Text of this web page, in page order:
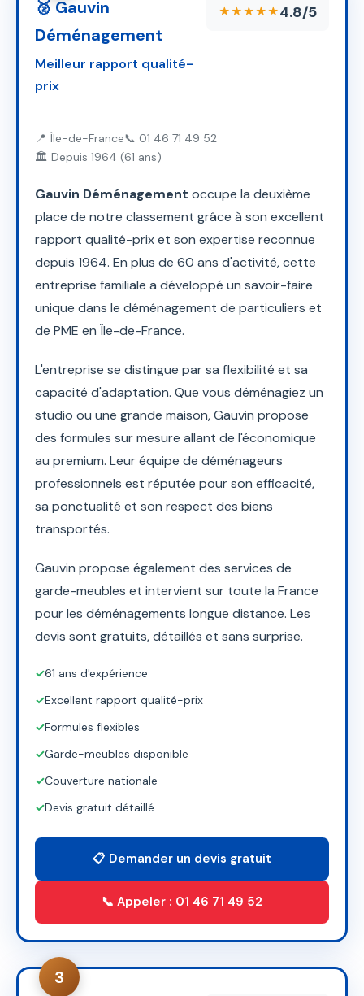
🥈 Gauvin
Déménagement
Meilleur rapport qualité-
prix
★★★★★4.8/5
📍 Île-de-France📞 01 46 71 49 52
🏛️ Depuis 1964 (61 ans)
Gauvin Déménagement occupe la deuxième
place de notre classement grâce à son excellent
rapport qualité-prix et son expertise reconnue
depuis 1964. En plus de 60 ans d'activité, cette
entreprise familiale a développé un savoir-faire
unique dans le déménagement de particuliers et
de PME en Île-de-France.
L'entreprise se distingue par sa flexibilité et sa
capacité d'adaptation. Que vous déménagiez un
studio ou une grande maison, Gauvin propose
des formules sur mesure allant de l'économique
au premium. Leur équipe de déménageurs
professionnels est réputée pour son efficacité,
sa ponctualité et son respect des biens
transportés.
Gauvin propose également des services de
garde-meubles et intervient sur toute la France
pour les déménagements longue distance. Les
devis sont gratuits, détaillés et sans surprise.
✓61 ans d'expérience
✓Excellent rapport qualité-prix
✓Formules flexibles
✓Garde-meubles disponible
✓Couverture nationale
✓Devis gratuit détaillé
📋 Demander un devis gratuit
📞 Appeler : 01 46 71 49 52
3